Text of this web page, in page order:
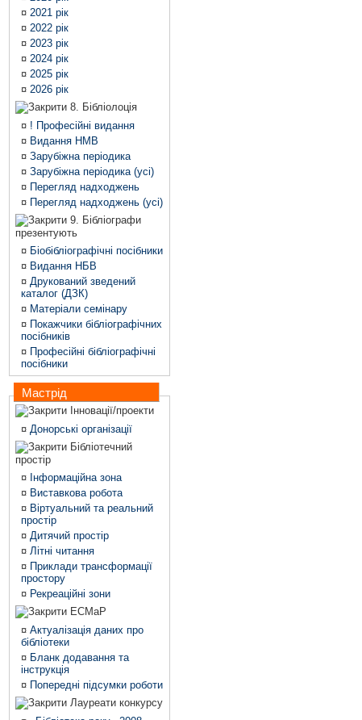
¤ 2021 рік
¤ 2022 рік
¤ 2023 рік
¤ 2024 рік
¤ 2025 рік
¤ 2026 рік
8. Бібліолоція
¤ ! Професійні видання
¤ Видання НМВ
¤ Зарубіжна періодика
¤ Зарубіжна періодика (усі)
¤ Перегляд надходжень
¤ Перегляд надходжень (усі)
9. Бібліографи
презентують
¤ Біобібліографічні посібники
¤ Видання НБВ
¤ Друкований зведений
каталог (ДЗК)
¤ Матеріали семінару
¤ Покажчики бібліографічних
посібників
¤ Професійні бібліографічні
посібники
Мастрід
Інновації/проекти
¤ Донорські організації
Бібліотечний
простір
¤ Інформаційна зона
¤ Виставкова робота
¤ Віртуальний та реальний
простір
¤ Дитячий простір
¤ Літні читання
¤ Приклади трансформації
простору
¤ Рекреаційні зони
ЕСМаР
¤ Актуалізація даних про
бібліотеки
¤ Бланк додавання та
інструкція
¤ Попередні підсумки роботи
Лауреати конкурсу